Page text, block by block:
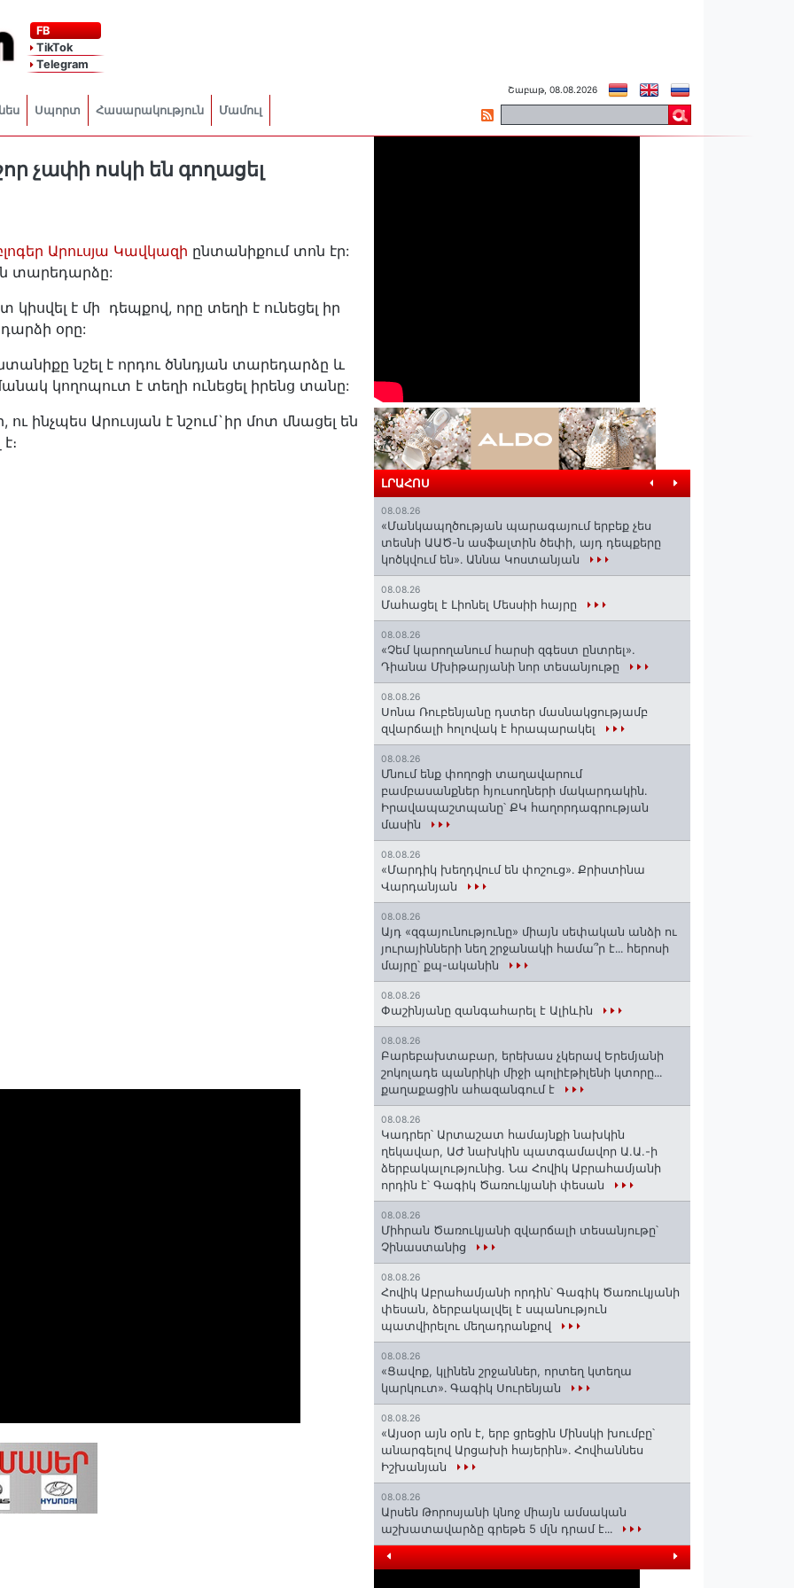
FB
TikTok
Telegram
Սպորտ Հասարակություն Մամուլ
Շաբաթ, 08.08.2026
չափի ոսկի են գողացել
Արուսյա Կավկազի ընտանիքում տոն էր:
տարեդարձը:
կիսվել է մի դեպքով, որը տեղի է ունեցել իր
օրը:
նշել է որդու ծննդյան տարեդարձը և
կողոպուտ է տեղի ունեցել իրենց տանը:
ինչպես Արուսյան է նշում`իր մոտ մնացել են
ԼՐԱՀՈՍ
08.08.26
«Մանկապղծության պարագայում երբեք չես
տեսնի ԱԱԾ-ն ասֆալտին ծեփի, այդ դեպքերը
կոծկվում են»․ Աննա Կոստանյան
08.08.26
Մահացել է Լիոնել Մեսսիի հայրը
08.08.26
«Չեմ կարողանում հարսի զգեստ ընտրել».
Դիանա Մխիթարյանի նոր տեսանյութը
08.08.26
Սոնա Ռուբենյանը դստեր մասնակցությամբ
զվարճալի հոլովակ է հրապարակել
08.08.26
Մնում ենք փողոցի տաղավարում
բամբասանքներ հյուսողների մակարդակին․
Իրավապաշտպանը՝ ՔԿ հաղորդագրության
մասին
08.08.26
«Մարդիկ խեղդվում են փոշուց»․ Քրիստինա
Վարդանյան
08.08.26
Այդ «զգայունությունը» միայն սեփական անձի ու
յուրայինների նեղ շրջանակի համա՞ր է․․․ հերոսի
մայրը՝ քպ-ականին
08.08.26
Փաշինյանը զանգահարել է Ալիևին
08.08.26
Բարեբախտաբար, երեխաս չկերավ Երեմյանի
շոկոլադե պանրիկի միջի պոլիէթիլենի կտորը․․․
քաղաքացին ահազանգում է
08.08.26
Կադրեր՝ Արտաշատ համայնքի նախկին
ղեկավար, ԱԺ նախկին պատգամավոր Ա.Ա.-ի
ձերբակալությունից. Նա Հովիկ Աբրահամյանի
որդին է՝ Գագիկ Ծառուկյանի փեսան
08.08.26
Միհրան Ծառուկյանի զվարճալի տեսանյութը՝
Չինաստանից
08.08.26
Հովիկ Աբրահամյանի որդին՝ Գագիկ Ծառուկյանի
փեսան, ձերբակալվել է սպանություն
պատվիրելու մեղադրանքով
08.08.26
«Ցավոք, կլինեն շրջաններ, որտեղ կտեղա
կարկուտ»․ Գագիկ Սուրենյան
08.08.26
«Այսօր այն օրն է, երբ ցրեցին Մինսկի խումբը՝
անարգելով Արցախի հայերին»․ Հովհաննես
Իշխանյան
08.08.26
Արսեն Թորոսյանի կնոջ միայն ամսական
աշխատավարձը գրեթե 5 մլն դրամ է․․․